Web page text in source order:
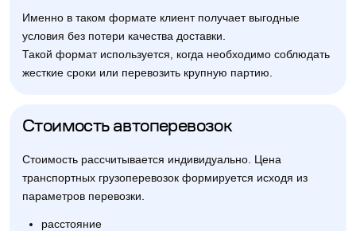
Именно в таком формате клиент получает выгодные
условия без потери качества доставки.
Такой формат используется, когда необходимо соблюдать
жесткие сроки или перевозить крупную партию.
Стоимость автоперевозок
Стоимость рассчитывается индивидуально. Цена
транспортных грузоперевозок формируется исходя из
параметров перевозки.
расстояние